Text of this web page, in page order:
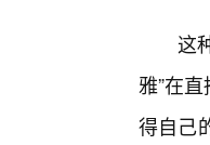
这
雅”在
得自己